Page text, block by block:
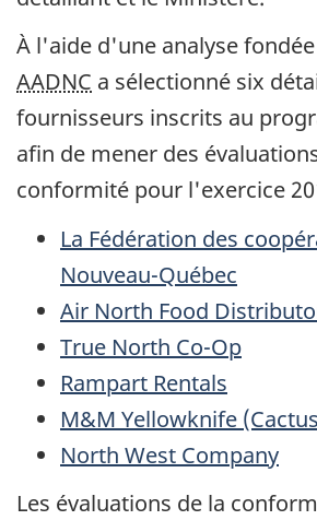
À l'aide d'une analyse
AADNC a sélectionné six
fournisseurs inscrits au
afin de mener des
conformité pour l'exercice
La Fédération des
Nouveau-Québec
Air North Food
True North Co-Op
Rampart Rentals
M&M Yellowknife
North West Company
Les évaluations de la